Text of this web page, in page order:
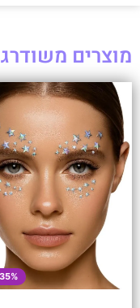
מוצרים
35% הנחה